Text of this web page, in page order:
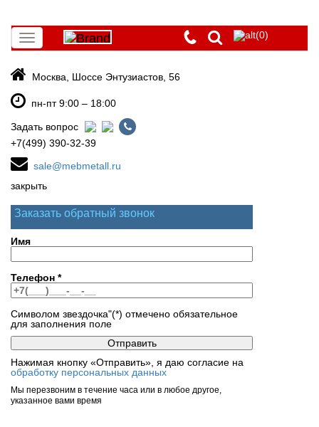
Toggle
navigation
(0)
Москва, Шоссе Энтузиастов, 56
пн-пт 9:00 – 18:00
Задать вопрос
+7(499) 390-32-39
sale@mebmetall.ru
закрыть
Заказать обратный звонок
Имя
Телефон *
Символом звездочка"(*) отмечено обязательное
для заполнения поле
Нажимая кнопку «Отправить», я даю согласие на
обработку персональных данных
Мы перезвоним в течение часа или в любое другое,
указанное вами время